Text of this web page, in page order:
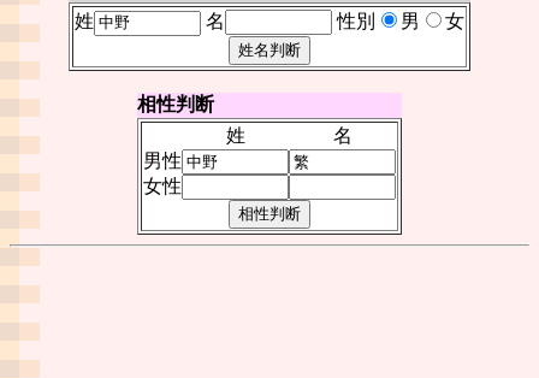
姓
名 性別 男 女
相性判断
姓
名
男性
女性